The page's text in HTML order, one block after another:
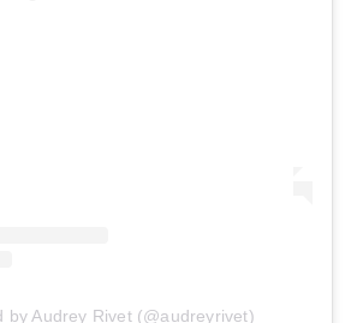
by Audrey Rivet (@audreyrivet)